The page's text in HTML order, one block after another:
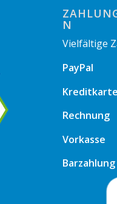
N
Vielfältige
PayPal
Kreditkarte
Rechnung
Vorkasse
Barzahlung